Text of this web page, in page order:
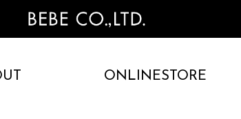
ONLINESTORE